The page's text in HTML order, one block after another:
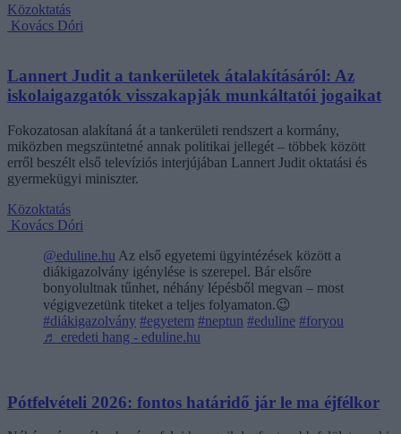
Közoktatás
Kovács Dóri
Lannert Judit a tankerületek átalakításáról: Az
iskolaigazgatók visszakapják munkáltatói jogaikat
Fokozatosan alakítaná át a tankerületi rendszert a kormány,
miközben megszüntetné annak politikai jellegét – többek között
erről beszélt első televíziós interjújában Lannert Judit oktatási és
gyermekügyi miniszter.
Közoktatás
Kovács Dóri
@eduline.hu Az első egyetemi ügyintézések között a
diákigazolvány igénylése is szerepel. Bár elsőre
bonyolultnak tűnhet, néhány lépésből megvan – most
végigvezetünk titeket a teljes folyamaton.😉
#diákigazolvány #egyetem #neptun #eduline #foryou
♬ eredeti hang - eduline.hu
Pótfelvételi 2026: fontos határidő jár le ma éjfélkor